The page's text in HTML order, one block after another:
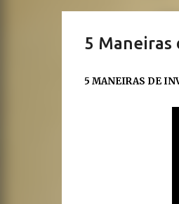
5 Maneiras
5 MANEIRAS DE